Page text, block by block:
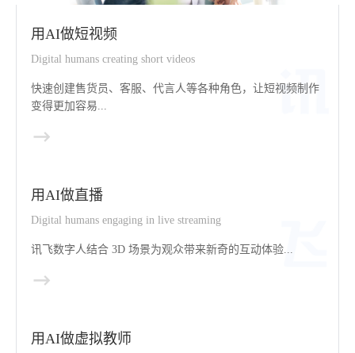
用AI做短视频
Digital humans creating short videos
快速创建售货员、客服、代言人等各种角色，让短视频制作
变得更加容易...
用AI做直播
Digital humans engaging in live streaming
讯飞数字人结合 3D 场景为观众带来新奇的互动体验...
用AI做虚拟教师